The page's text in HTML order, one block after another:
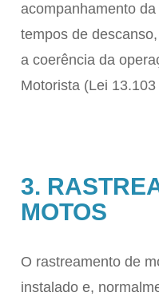
acompanhamento da
tempos de
a coerência da
Motorista (Lei
3.
MOTOS
O rastreamento de
instalado e,